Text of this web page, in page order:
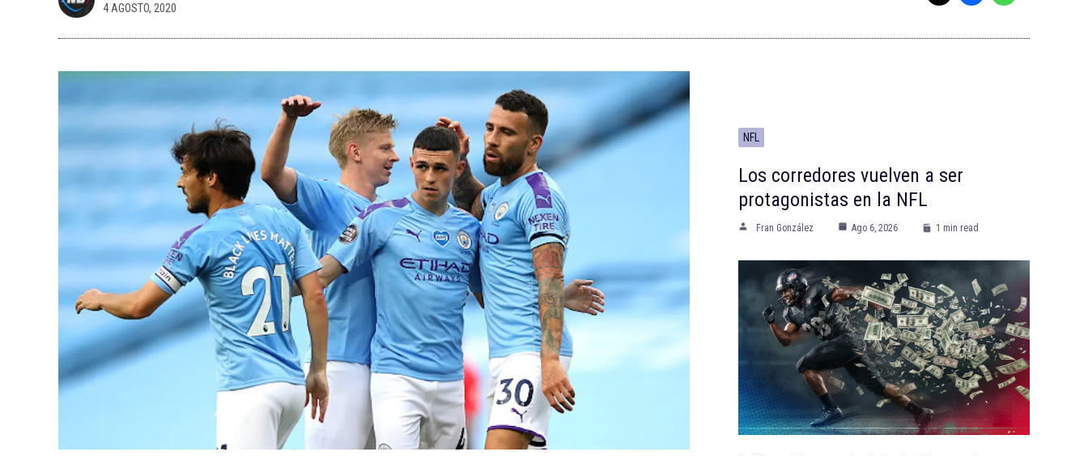
4 AGOSTO, 2020
NFL
Los corredores vuelven a ser
protagonistas en la NFL
Fran González Ago 6, 2026 1 min read